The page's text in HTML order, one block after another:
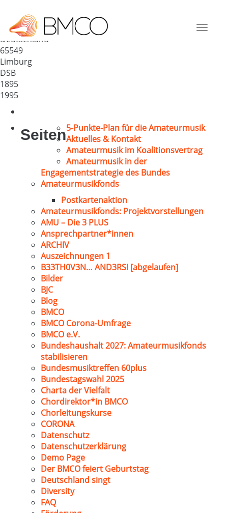
Toggle
e.V.
Deutschland
65549
Limburg
DSB
1895
1995
Seiten5-Punkte-Plan für die Amateurmusik
Aktuelles & Kontakt
Amateurmusik im Koalitionsvertrag
Amateurmusik in der
Engagementstrategie des Bundes
Amateurmusikfonds
Postkartenaktion
Amateurmusikfonds: Projektvorstellungen
AMU – Die 3 PLUS
Ansprechpartner*innen
ARCHIV
Auszeichnungen 1
B33TH0V3N… AND3RS! [abgelaufen]
Bilder
BJC
Blog
BMCO
BMCO Corona-Umfrage
BMCO e.V.
Bundeshaushalt 2027: Amateurmusikfonds
stabilisieren
Bundesmusiktreffen 60plus
Bundestagswahl 2025
Charta der Vielfalt
Chordirektor*in BMCO
Chorleitungskurse
CORONA
Datenschutz
Datenschutzerklärung
Demo Page
Der BMCO feiert Geburtstag
Deutschland singt
Diversity
FAQ